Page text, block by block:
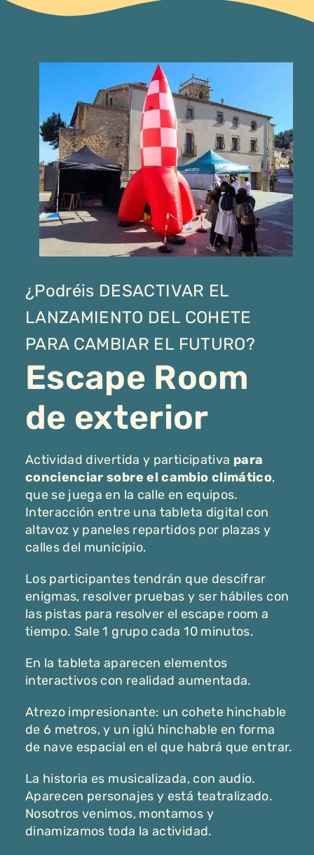
¿Podréis DESACTIVAR EL
LANZAMIENTO DEL COHETE
PARA CAMBIAR EL FUTURO?
Escape Room
de exterior
Actividad divertida y participativa para
concienciar sobre el cambio climático,
que se juega en la calle en equipos.
Interacción entre una tableta digital con
altavoz y paneles repartidos por plazas y
calles del municipio.
Los participantes tendrán que descifrar
enigmas, resolver pruebas y ser hábiles con
las pistas para resolver el escape room a
tiempo. Sale 1 grupo cada 10 minutos.
En la tableta aparecen elementos
interactivos con realidad aumentada.
Atrezo impresionante: un cohete hinchable
de 6 metros, y un iglú hinchable en forma
de nave espacial en el que habrá que entrar.
La historia es musicalizada, con audio.
Aparecen personajes y está teatralizado.
Nosotros venimos, montamos y
dinamizamos toda la actividad.